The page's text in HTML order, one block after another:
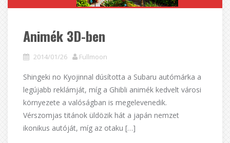
Animék 3D-ben
2014/01/26 Fullmoon
Shingeki no Kyojinnal dúsította a Subaru autómárka a
legújabb reklámját, míg a Ghibli animék kedvelt városi
környezete a valóságban is megelevenedik.
Vérszomjas titánok üldözik hát a japán nemzet
ikonikus autóját, míg az otaku […]